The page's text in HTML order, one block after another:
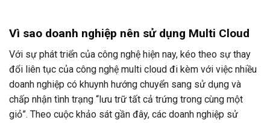
Vì sao doanh nghiệp nên sử dụng Multi Cloud
Với sự phát triển của công nghệ hiện nay, kéo theo sự thay
đổi liên tục của công nghệ multi cloud đi kèm với việc nhiều
doanh nghiệp có khuynh hướng chuyển sang sử dụng và
chấp nhận tình trạng “lưu trữ tất cả trứng trong cùng một
giỏ”. Theo cuộc khảo sát gần đây, các doanh nghiệp sử